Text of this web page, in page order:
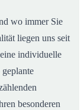
wo immer Sie
liegen uns seit
individuelle
besonderen